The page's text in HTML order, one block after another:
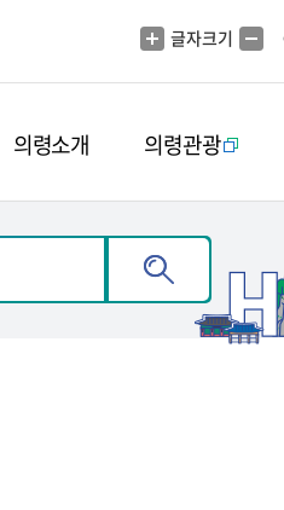
글자크기
의령소개 의령관광